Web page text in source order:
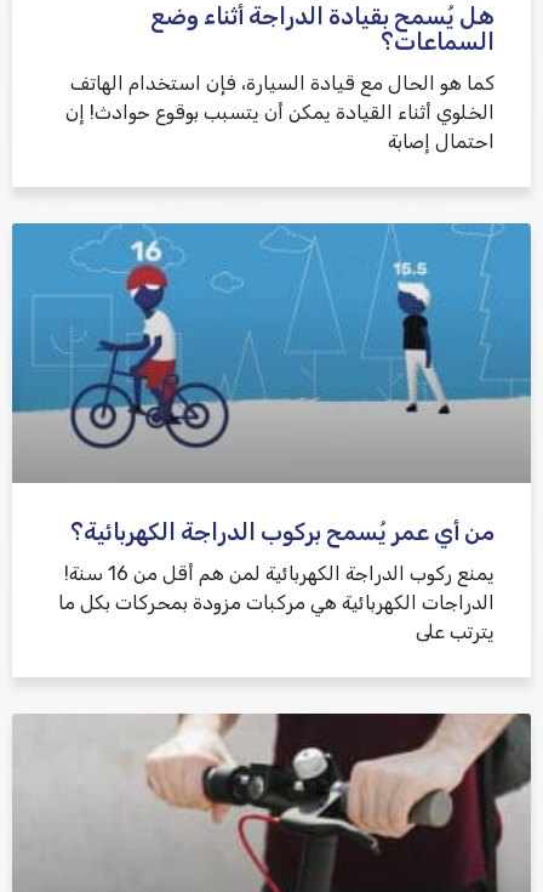
هل يُسمح بقيادة الدراجة أثناء وضع
السماعات؟
كما هو الحال مع قيادة السيارة، فإن استخدام الهاتف
الخلوي أثناء القيادة يمكن أن يتسبب بوقوع حوادث! إن
احتمال إصابة
من أي عمر يُسمح بركوب الدراجة الكهربائية؟
يمنع ركوب الدراجة الكهربائية لمن هم أقل من 16 سنة!
الدراجات الكهربائية هي مركبات مزودة بمحركات بكل ما
يترتب على